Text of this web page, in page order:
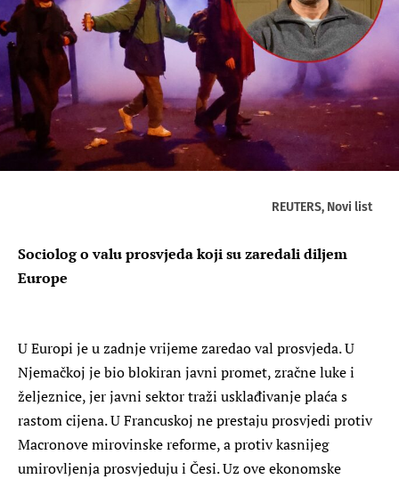
REUTERS, Novi list
Sociolog o valu prosvjeda koji su zaredali diljem
Europe
U Europi je u zadnje vrijeme zaredao val prosvjeda. U
Njemačkoj je bio blokiran javni promet, zračne luke i
željeznice, jer javni sektor traži usklađivanje plaća s
rastom cijena. U Francuskoj ne prestaju prosvjedi protiv
Macronove mirovinske reforme, a protiv kasnijeg
umirovljenja prosvjeduju i Česi. Uz ove ekonomske